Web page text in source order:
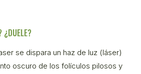
¿DUELE?
se dispara un haz de luz (láser)
oscuro de los folículos pilosos y